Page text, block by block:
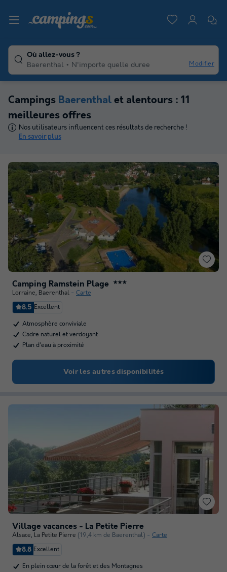
Où allez-vous ?
Baerenthal
N'importe quelle duree Modifier
Campings Baerenthal et alentours : 11
meilleures offres
Nos utilisateurs influencent ces résultats de recherche !
En savoir plus
Camping Ramstein Plage ★★★
Lorraine, Baerenthal Carte
8.5 Excellent
Atmosphère conviviale
Cadre naturel et verdoyant
Plan d'eau à proximité
Voir les autres disponibilités
Village vacances - La Petite Pierre
Alsace, La Petite Pierre (19,4 km de Baerenthal) Carte
8.8 Excellent
En plein cœur de la forêt et des Montagnes